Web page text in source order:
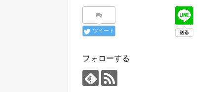
ツイート
フォローする